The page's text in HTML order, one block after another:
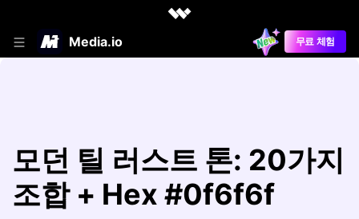
Media.io 무료 체험
모던 틸 러스트 톤: 20가지
조합 + Hex #0f6f6f